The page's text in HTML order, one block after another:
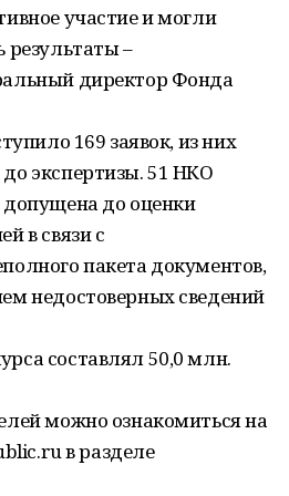
участие и могли
результаты –
директор Фонда
169 заявок, из них
экспертизы. 51 НКО
до оценки
в связи с
пакета документов,
недостоверных сведений
составлял 50,0 млн.
можно ознакомиться на
в разделе